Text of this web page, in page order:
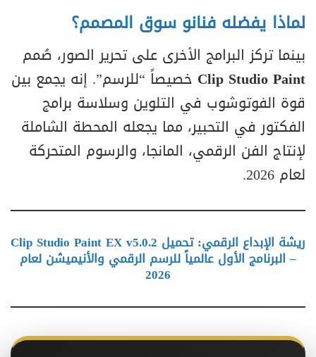
لماذا يفضله فنانو سوق المصمم؟
بينما تركز البرامج الأخرى على تحرير الصور، صُمم
Clip Studio Paint خصيصاً “للرسم”. إنه يجمع بين
قوة الفوتوشوب في التلوين وسلاسة برامج
الفكتور في التحبير، مما يجعله المحطة الشاملة
لإنتاج الفن الرقمي، المانجا، والرسوم المتحركة
لعام 2026.
ريشة الإبداع الرقمي: تحميل Clip Studio Paint EX v5.0.2
– البرنامج الأول عالمياً للرسم الرقمي والأنيميشن لعام
2026